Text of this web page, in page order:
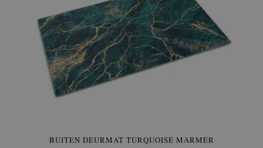
BUITEN DEURMAT TURQUOISE MARMER